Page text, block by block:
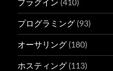
プログラミング (93)
オーサリング (180)
ホスティング (113)